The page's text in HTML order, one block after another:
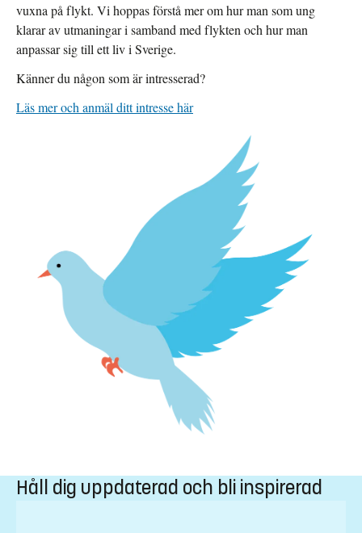
vuxna på flykt. Vi hoppas förstå mer om hur man som ung
klarar av utmaningar i samband med flykten och hur man
anpassar sig till ett liv i Sverige.
Känner du någon som är intresserad?
Läs mer och anmäl ditt intresse här
Håll dig uppdaterad och bli inspirerad